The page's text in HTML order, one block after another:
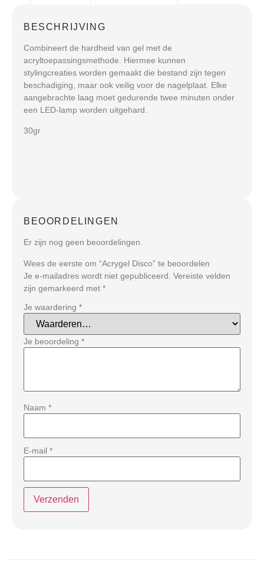
BESCHRIJVING
Combineert de hardheid van gel met de
acryltoepassingsmethode. Hiermee kunnen
stylingcreaties worden gemaakt die bestand zijn tegen
beschadiging, maar ook veilig voor de nagelplaat. Elke
aangebrachte laag moet gedurende twee minuten onder
een LED-lamp worden uitgehard.
30gr
BEOORDELINGEN
Er zijn nog geen beoordelingen.
Wees de eerste om “Acrygel Disco” te beoordelen
Je e-mailadres wordt niet gepubliceerd. Vereiste velden
zijn gemarkeerd met *
Je waardering *
Je beoordeling *
Naam *
E-mail *